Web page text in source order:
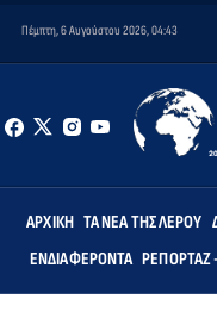
Πέμπτη, 6 Αυγούστου 2026, 04:43
ΑΡΧΙΚΉ ΤΑ ΝΈΑ ΤΗΣ ΛΈΡΟΥ
ΕΝΔΙΑΦΈΡΟΝΤΑ ΡΕΠΟΡΤΆΖ